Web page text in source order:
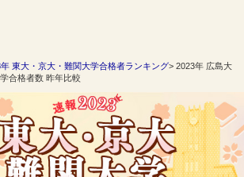
東大・京大・難関大学合格者ランキング
2023年 広島大
合格者数 昨年比較